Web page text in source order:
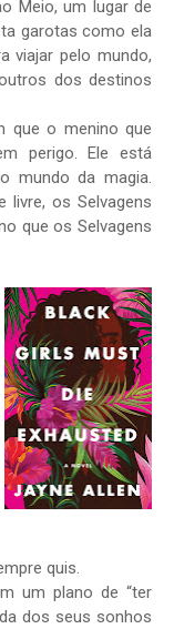
Meio, um lugar de
garotas como ela
viajar pelo mundo,
dos destinos
que o menino que
perigo. Ele está
mundo da magia.
livre, os Selvagens
que os Selvagens
quis.
um plano de “ter
dos seus sonhos